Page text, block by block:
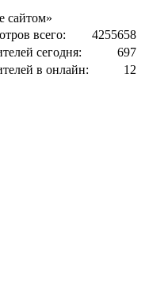
сайтом»
всего:
4255658
сегодня:
697
в онлайн:
12